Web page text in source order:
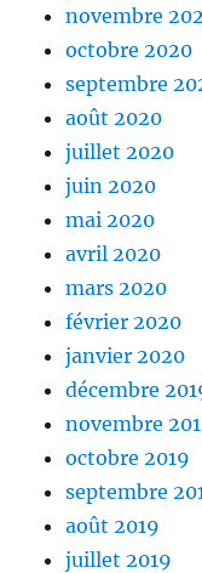
novembre
octobre 2020
septembre
août 2020
juillet 2020
juin 2020
mai 2020
avril 2020
mars 2020
février 2020
janvier 2020
décembre
novembre
octobre 2019
septembre
août 2019
juillet 2019